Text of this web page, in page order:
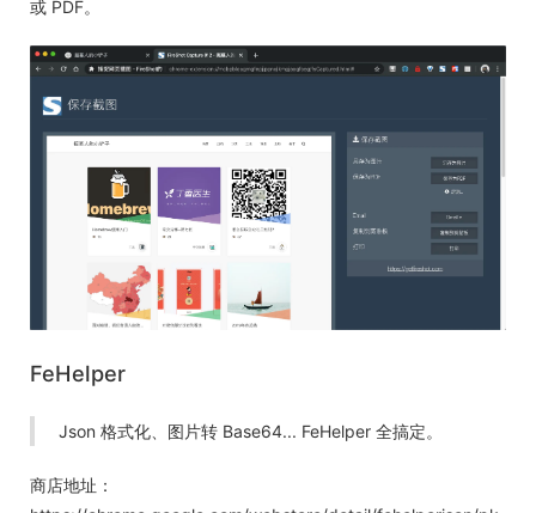
或 PDF。
FeHelper
Json 格式化、图片转 Base64... FeHelper 全搞定。
商店地址：